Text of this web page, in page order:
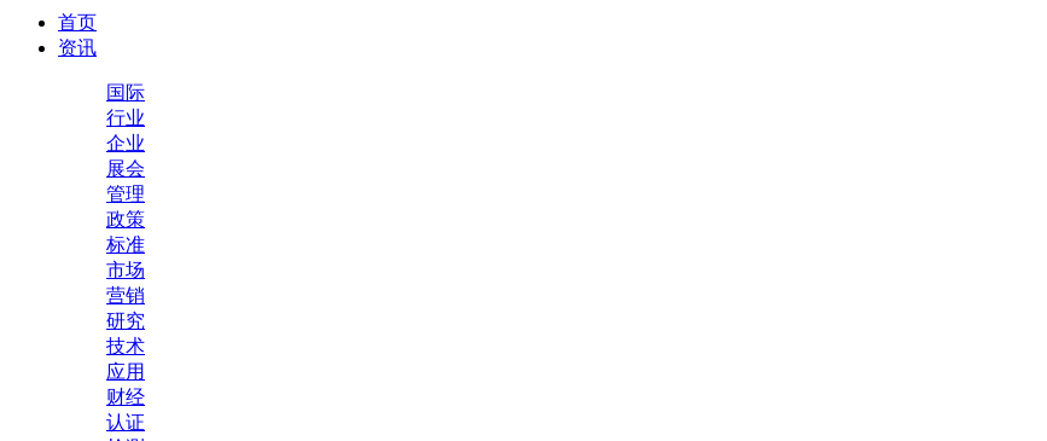
首页
资讯
国际
行业
企业
展会
管理
政策
标准
市场
营销
研究
技术
应用
财经
认证